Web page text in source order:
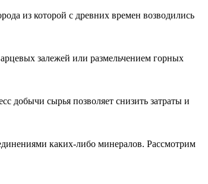
из которой с древних времен возводились
залежей или размельчением горных
добычи сырья позволяет снизить затраты и
каких-либо минералов. Рассмотрим